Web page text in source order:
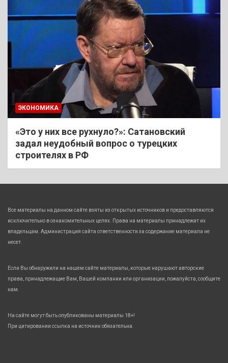
ЭКОНОМИКА
«Это у них все рухнуло?»: Сатановский
задал неудобный вопрос о турецких
строителях в РФ
Все материалы на данном сайте взяты из открытых источников и предоставляются
исключительно в ознакомительных целях. Права на материалы принадлежат их
владельцам. Администрация сайта ответственности за содержание материала не
несет.
Если Вы обнаружили на нашем сайте материалы, которые нарушают авторские
права, принадлежащие Вам, Вашей компании или организации, пожалуйста, сообщите
нам.
На сайте могут быть опубликованы материалы 18+!
При цитировании ссылка на источник обязательна.